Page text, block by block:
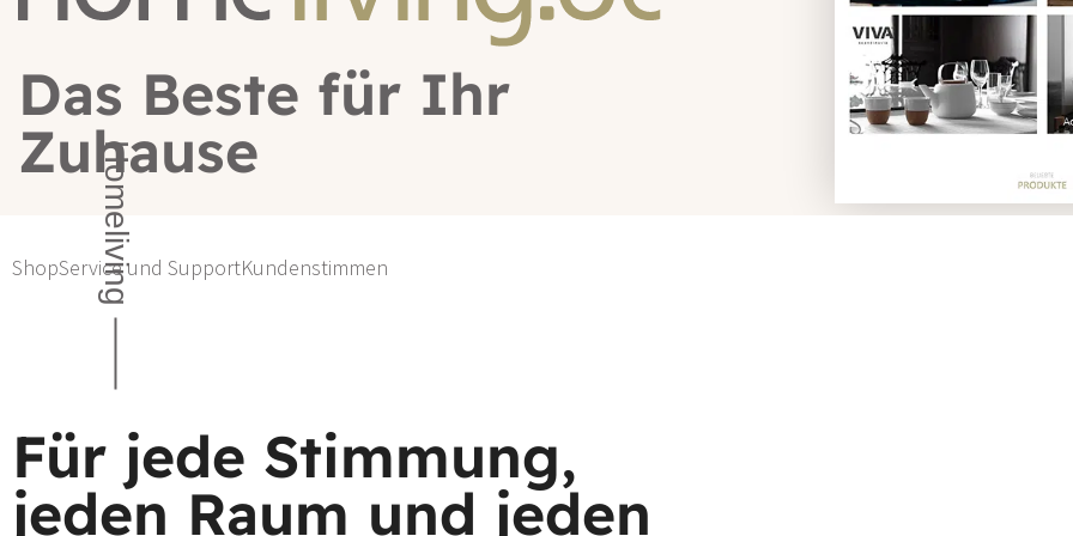
Das Beste für Ihr
Zuhause
Homeliving
ShopService und SupportKundenstimmen
Für jede Stimmung,
jeden Raum und jeden